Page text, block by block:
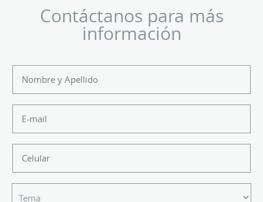
Contáctanos para más
información